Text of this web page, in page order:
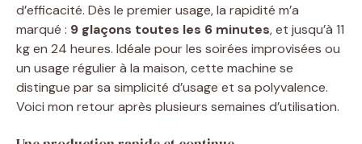
d’efficacité. Dès le premier usage, la rapidité m’a
marqué : 9 glaçons toutes les 6 minutes, et jusqu’à 11
kg en 24 heures. Idéale pour les soirées improvisées ou
un usage régulier à la maison, cette machine se
distingue par sa simplicité d’usage et sa polyvalence.
Voici mon retour après plusieurs semaines d’utilisation.